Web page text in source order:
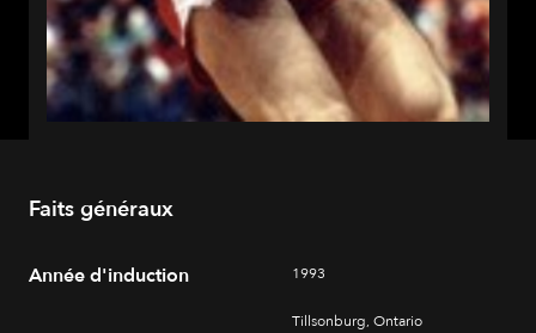
Faits généraux
Année d'induction 1993
Tillsonburg, Ontario